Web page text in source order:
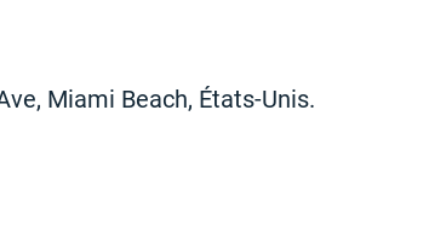
Miami Beach, États-Unis.